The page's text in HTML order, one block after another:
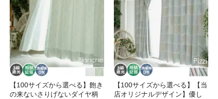
【100サイズから選べる】飽き
の来ないさりげないダイヤ柄
【100サイズから選べる】【当
店オリジナルデザイン】優し